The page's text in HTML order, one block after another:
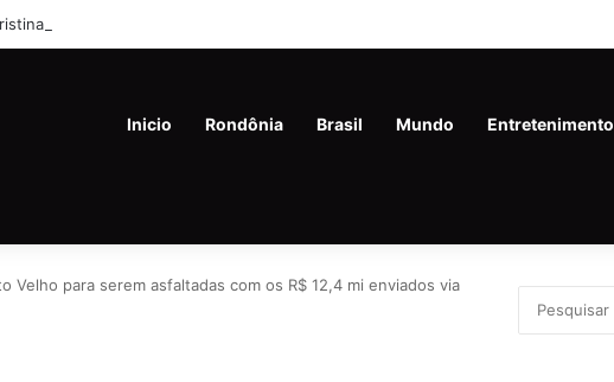
(21%) e Dr. Fernando Máximo (19%) Lideram Corrida Eleitoral em Rondônia
Inicio Rondônia Brasil Mundo Entretenimento
Velho para serem asfaltadas com os R$ 12,4 mi enviados via